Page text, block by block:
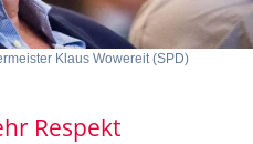
Klaus Wowereit (SPD)
Respekt